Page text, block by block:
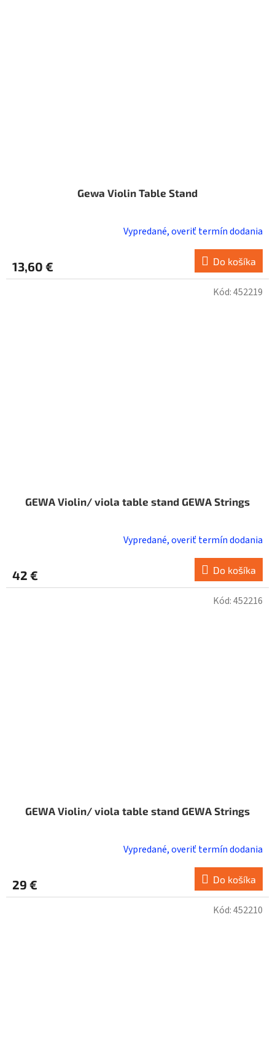
Gewa Violin Table Stand
Vypredané, overiť termín dodania
13,60 € Do košíka
GEWA Violin/ viola table stand GEWA Strings
Vypredané, overiť termín dodania
42 € Do košíka
Kód:452219
GEWA Violin/ viola table stand GEWA Strings
Vypredané, overiť termín dodania
29 € Do košíka
Kód:452216
Kód:452210